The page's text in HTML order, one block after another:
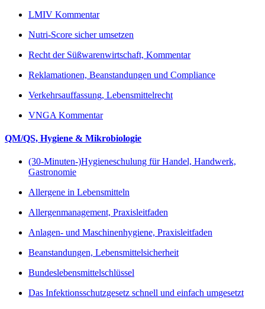
LMIV Kommentar
Nutri-Score sicher umsetzen
Recht der Süßwarenwirtschaft, Kommentar
Reklamationen, Beanstandungen und Compliance
Verkehrsauffassung, Lebensmittelrecht
VNGA Kommentar
QM/QS, Hygiene & Mikrobiologie
(30-Minuten-)Hygieneschulung für Handel, Handwerk,
Gastronomie
Allergene in Lebensmitteln
Allergenmanagement, Praxisleitfaden
Anlagen- und Maschinenhygiene, Praxisleitfaden
Beanstandungen, Lebensmittelsicherheit
Bundeslebensmittelschlüssel
Das Infektionsschutzgesetz schnell und einfach umgesetzt